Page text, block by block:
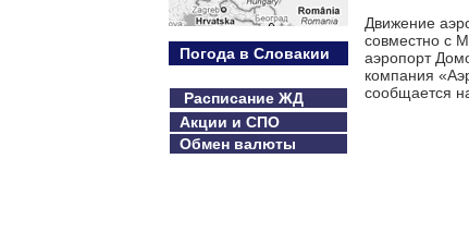
Погода в Словакии
Расписание ЖД
Акции и СПО
Обмен валюты
Движение
совместно с
аэропорт
компания
сообщается